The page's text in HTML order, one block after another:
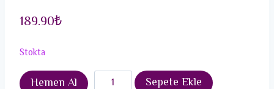
189.90₺
Stokta
Hemen Al
Pirinç
Sepete Ekle